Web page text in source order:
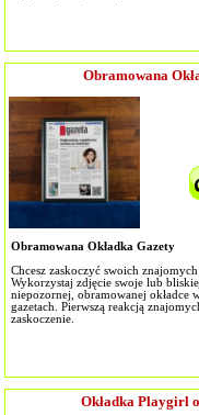
Obramowana
Obramowana Okładka Gazety
Chcesz zaskoczyć swoich
Wykorzystaj zdjęcie swoje lub
niepozornej, obramowanej okładce
gazetach. Pierwszą reakcją
zaskoczenie.
Okładka Playgirl